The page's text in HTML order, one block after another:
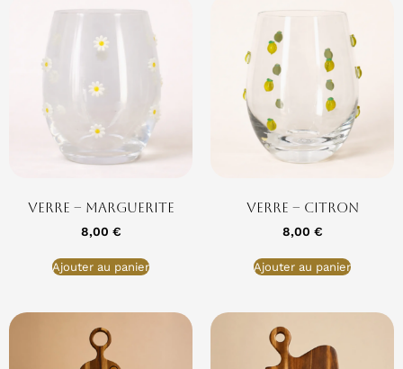
Verre – Marguerite
8,00 €
Ajouter au panier
Verre – Citron
8,00 €
Ajouter au panier